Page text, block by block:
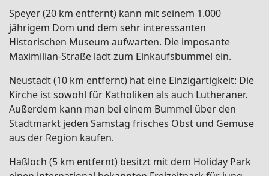
Speyer (20 km entfernt) kann mit seinem 1.000
jährigem Dom und dem sehr interessanten
Historischen Museum aufwarten. Die imposante
Maximilian-Straße lädt zum Einkaufsbummel ein.
Neustadt (10 km entfernt) hat eine Einzigartigkeit: Die
Kirche ist sowohl für Katholiken als auch Lutheraner.
Außerdem kann man bei einem Bummel über den
Stadtmarkt jeden Samstag frisches Obst und Gemüse
aus der Region kaufen.
Haßloch (5 km entfernt) besitzt mit dem Holiday Park